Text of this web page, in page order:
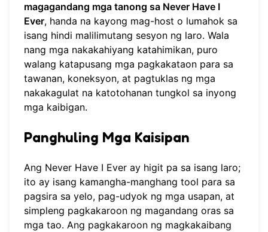
magagandang mga tanong sa Never Have I
Ever, handa na kayong mag-host o lumahok sa
isang hindi malilimutang sesyon ng laro. Wala
nang mga nakakahiyang katahimikan, puro
walang katapusang mga pagkakataon para sa
tawanan, koneksyon, at pagtuklas ng mga
nakakagulat na katotohanan tungkol sa inyong
mga kaibigan.
Panghuling Mga Kaisipan
Ang Never Have I Ever ay higit pa sa isang laro;
ito ay isang kamangha-manghang tool para sa
pagsira sa yelo, pag-udyok ng mga usapan, at
simpleng pagkakaroon ng magandang oras sa
mga tao. Ang pagkakaroon ng magkakaibang